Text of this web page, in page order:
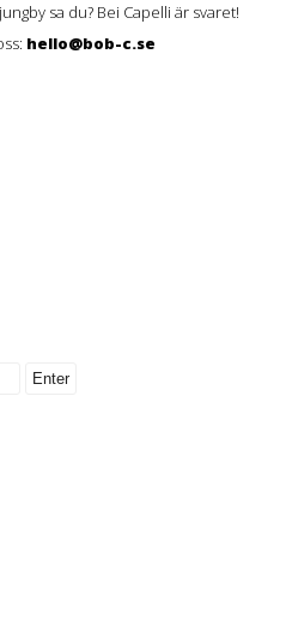
sa du? Bei Capelli är svaret!
hello@bob-c.se